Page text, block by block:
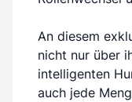
An diesem
nicht nur über
intelligenten
auch jede